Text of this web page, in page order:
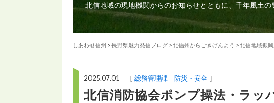
北信地域の現地機関からのお知らせとともに、千年風土
しあわせ信州 >長野県魅力発信ブログ >北信州からごきげんよう >北信地域振
2025.07.01 ［ 総務管理課 防災・安全 ］
北信消防協会ポンプ操法・ラッ